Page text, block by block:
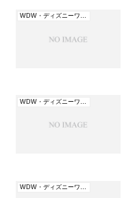
WDW・ディズニーワールド（フロリダ）